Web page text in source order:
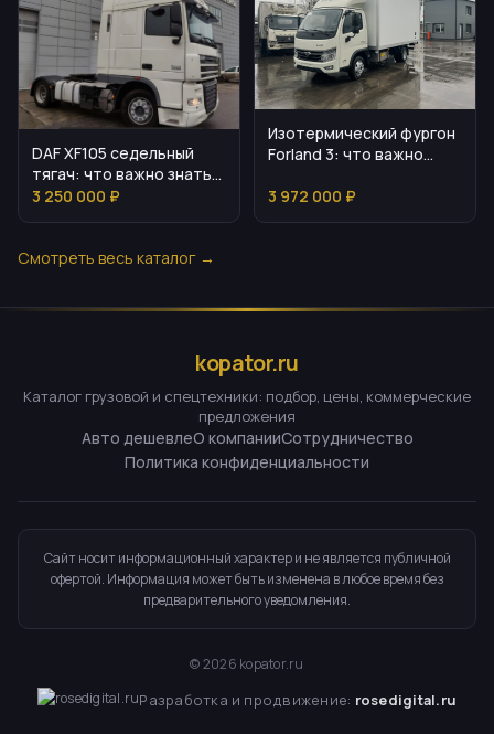
DAF XF105 седельный
тягач: что важно знать
при выборе
3 250 000 ₽
Изотермический фургон
Forland 3: что важно
3 972 000 ₽
Смотреть весь каталог →
kopator.ru
Каталог грузовой и спецтехники: подбор, цены, коммерческие
предложения
Авто дешевлеО компанииСотрудничество
Политика конфиденциальности
Сайт носит информационный характер и не является публичной
офертой. Информация может быть изменена в любое время без
предварительного уведомления.
©2026 kopator.ru
Разработка и продвижение: rosedigital.ru